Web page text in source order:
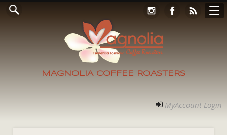
MAGNOLIA COFFEE ROASTERS
ホーム
ご案内
Online Store
フォト
アクセス
コンタクト
RECRUIT
MyAccount Login
MyAccount Login